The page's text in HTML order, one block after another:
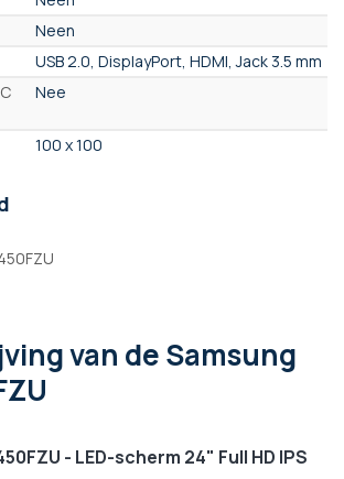
Neen
USB 2.0, DisplayPort, HDMI, Jack 3.5 mm
Nee
100 x 100
van de Samsung
- LED-scherm 24" Full HD IPS